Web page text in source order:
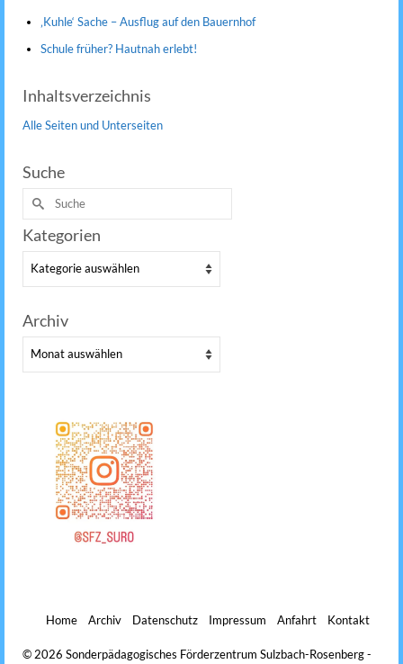
‚Kuhle‘ Sache – Ausflug auf den Bauernhof
Schule früher? Hautnah erlebt!
Inhaltsverzeichnis
Alle Seiten und Unterseiten
Suche
Suche
nach:
Kategorien
Kategorien
Archiv
Archiv
Home Archiv Datenschutz Impressum Anfahrt Kontakt
© 2026 Sonderpädagogisches Förderzentrum Sulzbach-Rosenberg -